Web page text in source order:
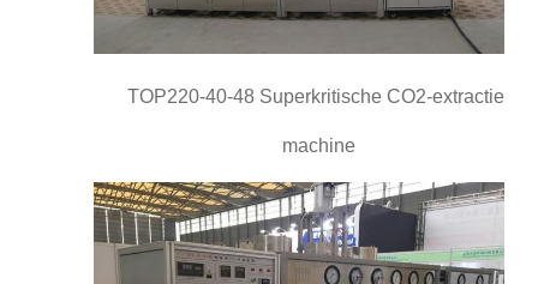
TOP220-40-48 Superkritische CO2-extractie-
machine